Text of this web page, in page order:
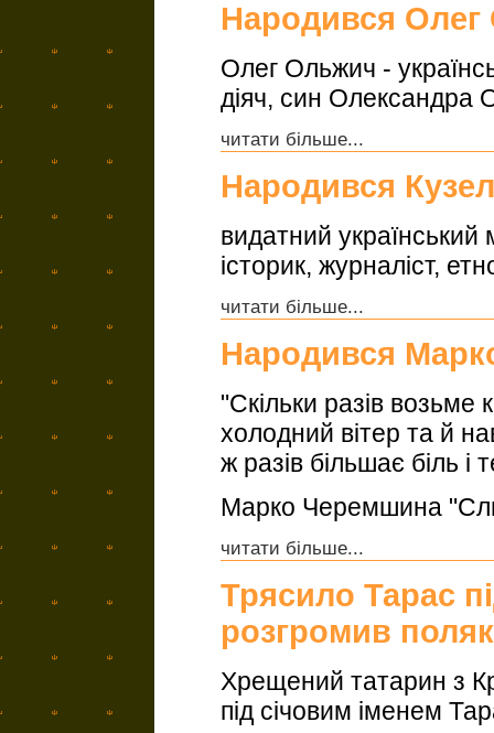
Народився
Олег Ольжич -
діяч, син Олександра
читати більше...
Народився
видатний український
історик, журналіст,
читати більше...
Народився
"Скільки разів возьме
холодний вітер та й
ж разів більшає біль і
Марко Черемшина
читати більше...
Трясило Тарас
розгромив
Хрещений татарин з
під січовим іменем